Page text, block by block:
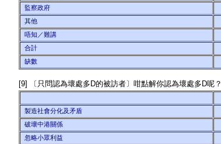
監察政府
其他
唔知／難講
合計
缺數
[9] 〔只問認為壞處多D的被訪者〕咁點解你認為壞處多D呢？
製造社會分化及矛盾
破壞中港關係
忽略小眾利益